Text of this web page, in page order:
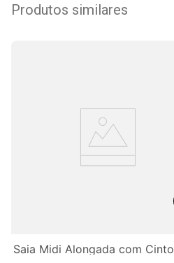
Produtos similares
Saia Midi Alongada com Cinto